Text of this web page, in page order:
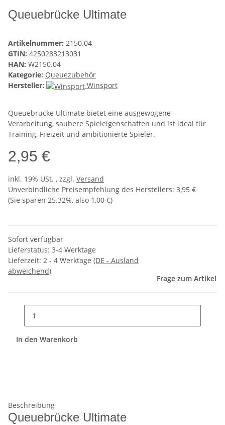
Queuebrücke Ultimate
Artikelnummer: 2150.04
GTIN: 4250283213031
HAN: W2150.04
Kategorie: Queuezubehör
Hersteller:
Winsport
Queuebrücke Ultimate bietet eine ausgewogene
Verarbeitung, saubere Spieleigenschaften und ist ideal für
Training, Freizeit und ambitionierte Spieler.
2,95 €
inkl. 19% USt. , zzgl. Versand
Unverbindliche Preisempfehlung des Herstellers: 3,95 €
(Sie sparen 25.32%, also 1,00 €)
Sofort verfügbar
Lieferstatus: 3-4 Werktage
Lieferzeit: 2 - 4 Werktage (DE - Ausland
abweichend)
Frage zum Artikel
In den Warenkorb
Beschreibung
Queuebrücke Ultimate